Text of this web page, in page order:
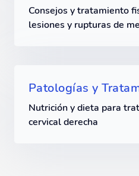
Consejos y tratamiento
lesiones y rupturas de
Patologías y
Nutrición y dieta para
cervical derecha